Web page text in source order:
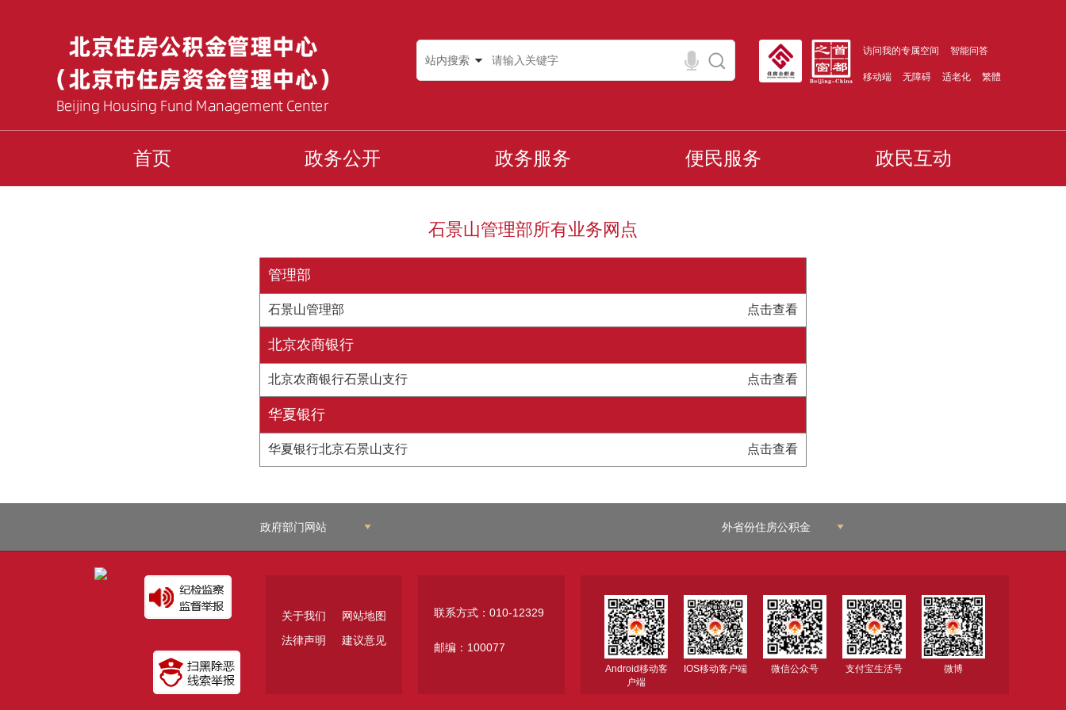
访问我的专属空间 智能问答
移动端 无障碍 适老化 繁體
站内搜索
首页 政务公开 政务服务 便民服务 政民互动
石景山管理部所有业务网点
管理部
石景山管理部 点击查看
北京农商银行
北京农商银行石景山支行 点击查看
华夏银行
华夏银行北京石景山支行 点击查看
政府部门网站 外省份住房公积金
关于我们
网站地图
法律声明
建议意见
联系方式：010-12329
邮编：100077
Android移动客
户端
IOS移动客户端 微信公众号 支付宝生活号 微博